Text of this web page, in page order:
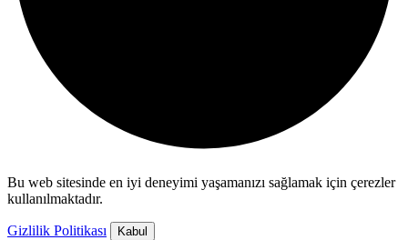
Bu web sitesinde en iyi deneyimi yaşamanızı sağlamak için çerezler
kullanılmaktadır.
Gizlilik Politikası Kabul